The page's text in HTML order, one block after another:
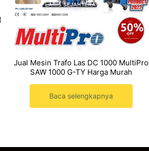
Jual Mesin Trafo Las DC 1000 MultiPro
SAW 1000 G-TY Harga Murah
Baca selengkapnya